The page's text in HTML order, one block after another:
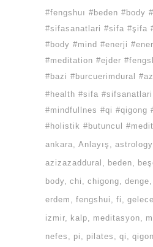
#fengshuı #beden #body
#sifasanatlari #sifa #şifa
#body #mind #enerji
#meditation #ejder
#bazi #burcuerimdural
#health #sifa
#mindfullnes #qi #qigong
#holistik #butuncul
ankara
Anlayış astrology
azizazaddural
beden
body chi chigong denge
erdem
fengshui fi
izmir
kalp meditasyon
nefes
pi pilates qi